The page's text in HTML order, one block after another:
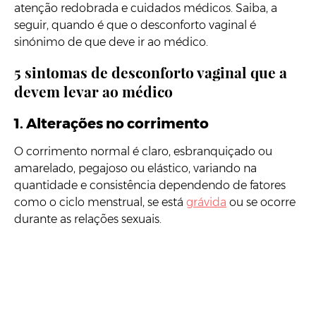
atenção redobrada e cuidados médicos. Saiba, a
seguir, quando é que o desconforto vaginal é
sinónimo de que deve ir ao médico.
5 sintomas de desconforto vaginal que a
devem levar ao médico
1.Alterações no corrimento
O corrimento normal é claro, esbranquiçado ou
amarelado, pegajoso ou elástico, variando na
quantidade e consistência dependendo de fatores
como o ciclo menstrual, se está grávida ou se ocorre
durante as relações sexuais.